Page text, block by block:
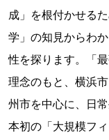
成」を根付かせる
学」の知見からわ
性を探ります。「
理念のもと、横浜
州市を中心に、日
本初の「大規模フ